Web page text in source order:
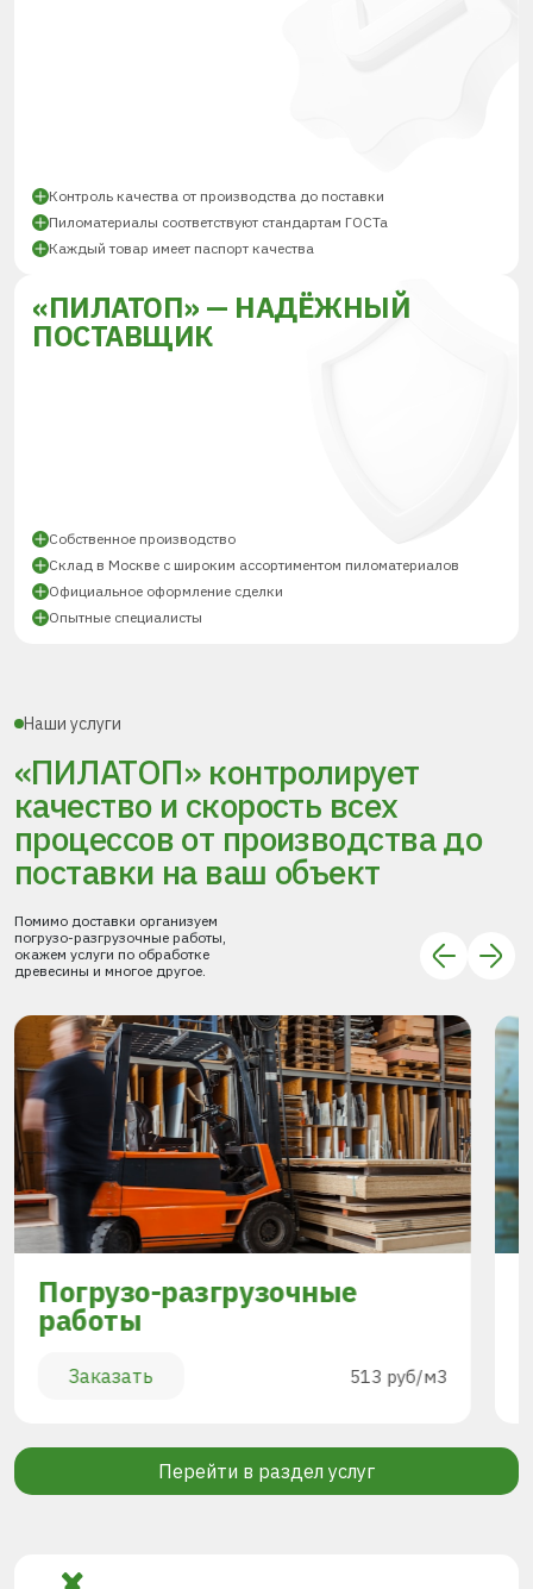
Контроль качества от производства до поставки
Пиломатериалы соответствуют стандартам ГОСТа
Каждый товар имеет паспорт качества
«ПИЛАТОП» — НАДЁЖНЫЙ
ПОСТАВЩИК
Собственное производство
Склад в Москве с широким ассортиментом пиломатериалов
Официальное оформление сделки
Опытные специалисты
Наши услуги
«ПИЛАТОП» контролирует
качество и скорость всех
процессовот производства до
поставки на ваш объект
Помимо доставки организуем
погрузо-разгрузочные работы,
окажем услуги по обработке
древесины и многое другое.
Погрузо-разгрузочные
работы
Заказать 513 руб/м3
Перейти в раздел услуг